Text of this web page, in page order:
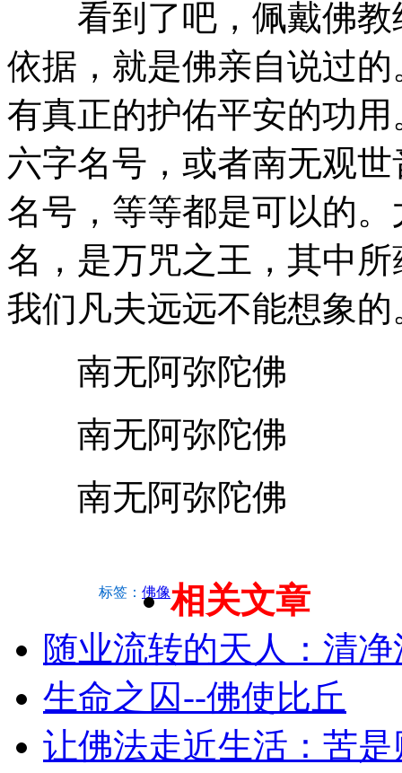
看到了吧，佩戴佛教
依据，就是佛亲自说过
有真正的护佑平安的功
六字名号，或者南无观
名号，等等都是可以的
名，是万咒之王，其中
我们凡夫远远不能想象的
南无阿弥陀佛
南无阿弥陀佛
南无阿弥陀佛
标签： 佛像相关文章
随业流转的天人：清
生命之囚--佛使比丘
让佛法走近生活：苦是